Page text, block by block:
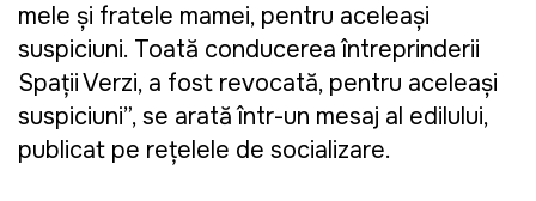
mele și fratele mamei, pentru aceleași
suspiciuni. Toată conducerea întreprinderii
Spații Verzi, a fost revocată, pentru aceleași
suspiciuni”, se arată într-un mesaj al edilului,
publicat pe rețelele de socializare.